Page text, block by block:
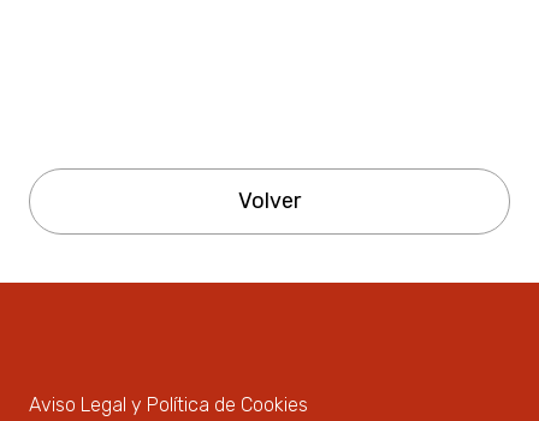
Volver
Aviso Legal y Política de Cookies